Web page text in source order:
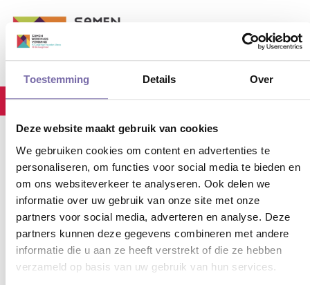
Toestemming Details Over
Deze website maakt gebruik van cookies
We gebruiken cookies om content en advertenties te
personaliseren, om functies voor social media te bieden en
om ons websiteverkeer te analyseren. Ook delen we
informatie over uw gebruik van onze site met onze
partners voor social media, adverteren en analyse. Deze
partners kunnen deze gegevens combineren met andere
informatie die u aan ze heeft verstrekt of die ze hebben
verzameld op basis van uw gebruik van hun services.
Home stec_event
DBG 01-03-2023
DBG
06. Apr.2023 00:00-00:00